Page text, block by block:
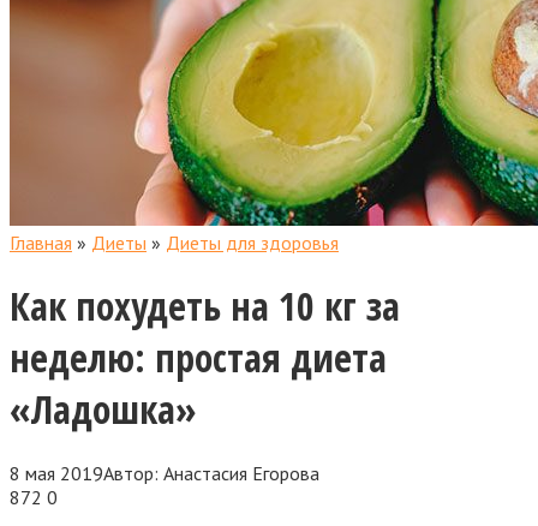
Главная » Диеты » Диеты для здоровья
Как похудеть на 10 кг за
неделю: простая диета
«Ладошка»
8 мая 2019Автор: Анастасия Егорова
872 0